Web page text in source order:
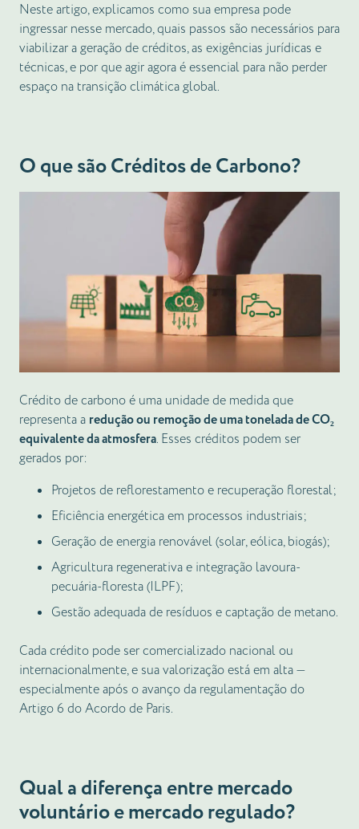
Neste artigo, explicamos como sua empresa pode
ingressar nesse mercado, quais passos são necessários para
viabilizar a geração de créditos, as exigências jurídicas e
técnicas, e por que agir agora é essencial para não perder
espaço na transição climática global.
O que são Créditos de Carbono?
Crédito de carbono é uma unidade de medida que
representa a redução ou remoção de uma tonelada de CO₂
equivalente da atmosfera. Esses créditos podem ser
gerados por:
Projetos de reflorestamento e recuperação florestal;
Eficiência energética em processos industriais;
Geração de energia renovável (solar, eólica, biogás);
Agricultura regenerativa e integração lavoura-
pecuária-floresta (ILPF);
Gestão adequada de resíduos e captação de metano.
Cada crédito pode ser comercializado nacional ou
internacionalmente, e sua valorização está em alta —
especialmente após o avanço da regulamentação do
Artigo 6 do Acordo de Paris.
Qual a diferença entre mercado
voluntário e mercado regulado?